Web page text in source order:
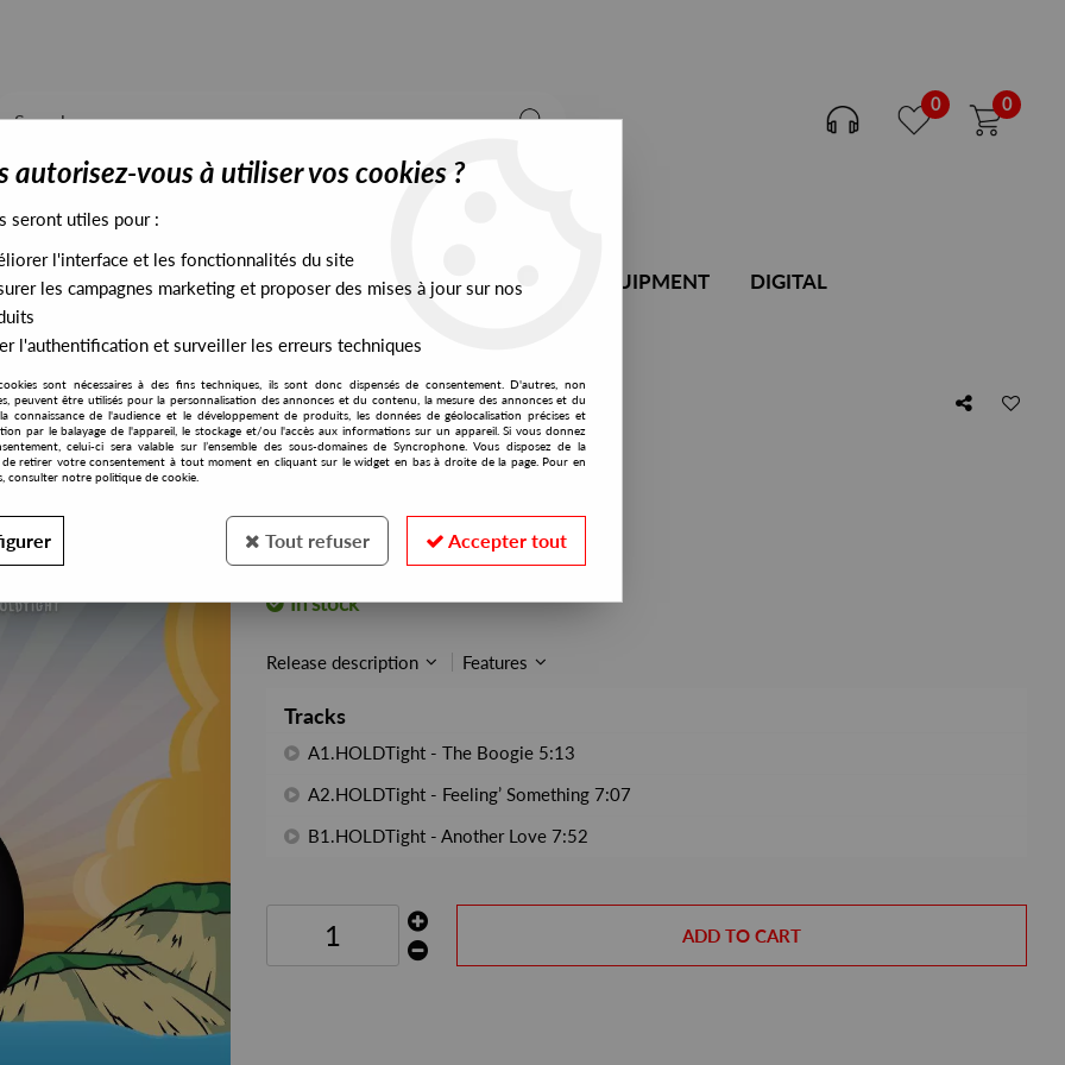
0 0
STOCK EXCLUSIVES PRESALES EXCLUSIVES DJ EQUIPMENT DIGITAL
Hot N' Spicy
HOLDTight
Hot’n’Spicy Vol.8
14,00 €incl. taxes
In stock
Release description Features
Tracks
A1.HOLDTight - The Boogie 5:13
A2.HOLDTight - Feeling’ Something 7:07
B1.HOLDTight - Another Love 7:52
ADD TO CART
autorisez-vous à utiliser vos cookies ?
seront utiles pour :
l'interface et les fonctionnalités du site
les campagnes marketing et proposer des mises à jour sur nos
l'authentification et surveiller les erreurs techniques
sont nécessaires à des fins techniques, ils sont donc dispensés de consentement. D'autres, non
peuvent être utilisés pour la personnalisation des annonces et du contenu, la mesure des annonces et du
connaissance de l'audience et le développement de produits, les données de géolocalisation précises et
par le balayage de l'appareil, le stockage et/ou l'accès aux informations sur un appareil. Si vous donnez
celui-ci sera valable sur l’ensemble des sous-domaines de Syncrophone. Vous disposez de la
de retirer votre consentement à tout moment en cliquant sur le widget en bas à droite de la page. Pour en
consulter notre politique de cookie.
Tout refuser Accepter tout